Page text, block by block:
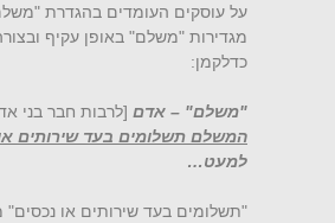
על עוסקים העומדים בהגדרת
מגדירות "משלם" באופן עקיף
כדלקמן:
"משלם" – אדם [לרבות חבר בני
המשלם תשלומים בעד שירותים
למעט…
"תשלומים בעד שירותים או נכסים"